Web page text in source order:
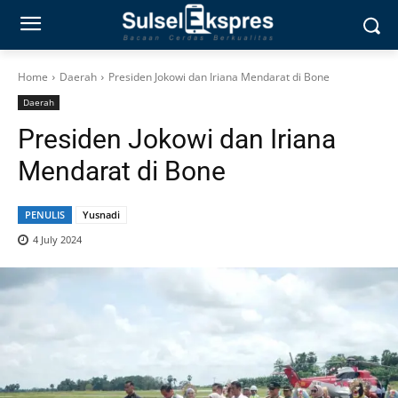
Home Daerah Presiden Jokowi dan Iriana Mendarat di Bone
Daerah
Presiden Jokowi dan Iriana
Mendarat di Bone
PENULIS
Yusnadi
4 July 2024